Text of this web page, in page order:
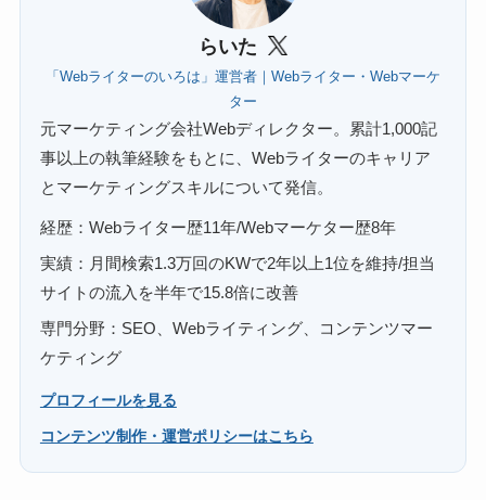
らいた
「Webライターのいろは」運営者｜Webライター・Webマーケ
ター
元マーケティング会社Webディレクター。累計1,000記
事以上の執筆経験をもとに、Webライターのキャリア
とマーケティングスキルについて発信。
経歴：Webライター歴11年/Webマーケター歴8年
実績：月間検索1.3万回のKWで2年以上1位を維持/担当
サイトの流入を半年で15.8倍に改善
専門分野：SEO、Webライティング、コンテンツマー
ケティング
プロフィールを見る
コンテンツ制作・運営ポリシーはこちら